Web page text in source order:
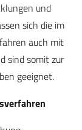
und
sich die im
auch mit
sind somit zur
geeignet.